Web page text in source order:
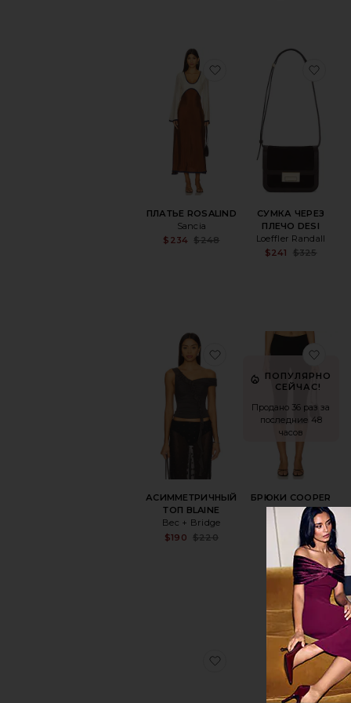
ПЛАТЬЕ ROSALIND
Sancia
Sale price:
$234
Previous price:
$248
избранноеПЛАТЬЕ
СУМКА ЧЕРЕЗ
ПЛЕЧО DESI
Loeffler Randall
$241
$325
АСИММЕТРИЧНЫЙ
ТОП BLAINE
Bec + Bridge
Sale price:
$190
Previous price:
$220
ПОПУЛЯРНО
СЕЙЧАС!
Продано 36 раз за
последние 48
часов
БРЮКИ COOPER
Geel
$97
избранноеТАПОЧКИ